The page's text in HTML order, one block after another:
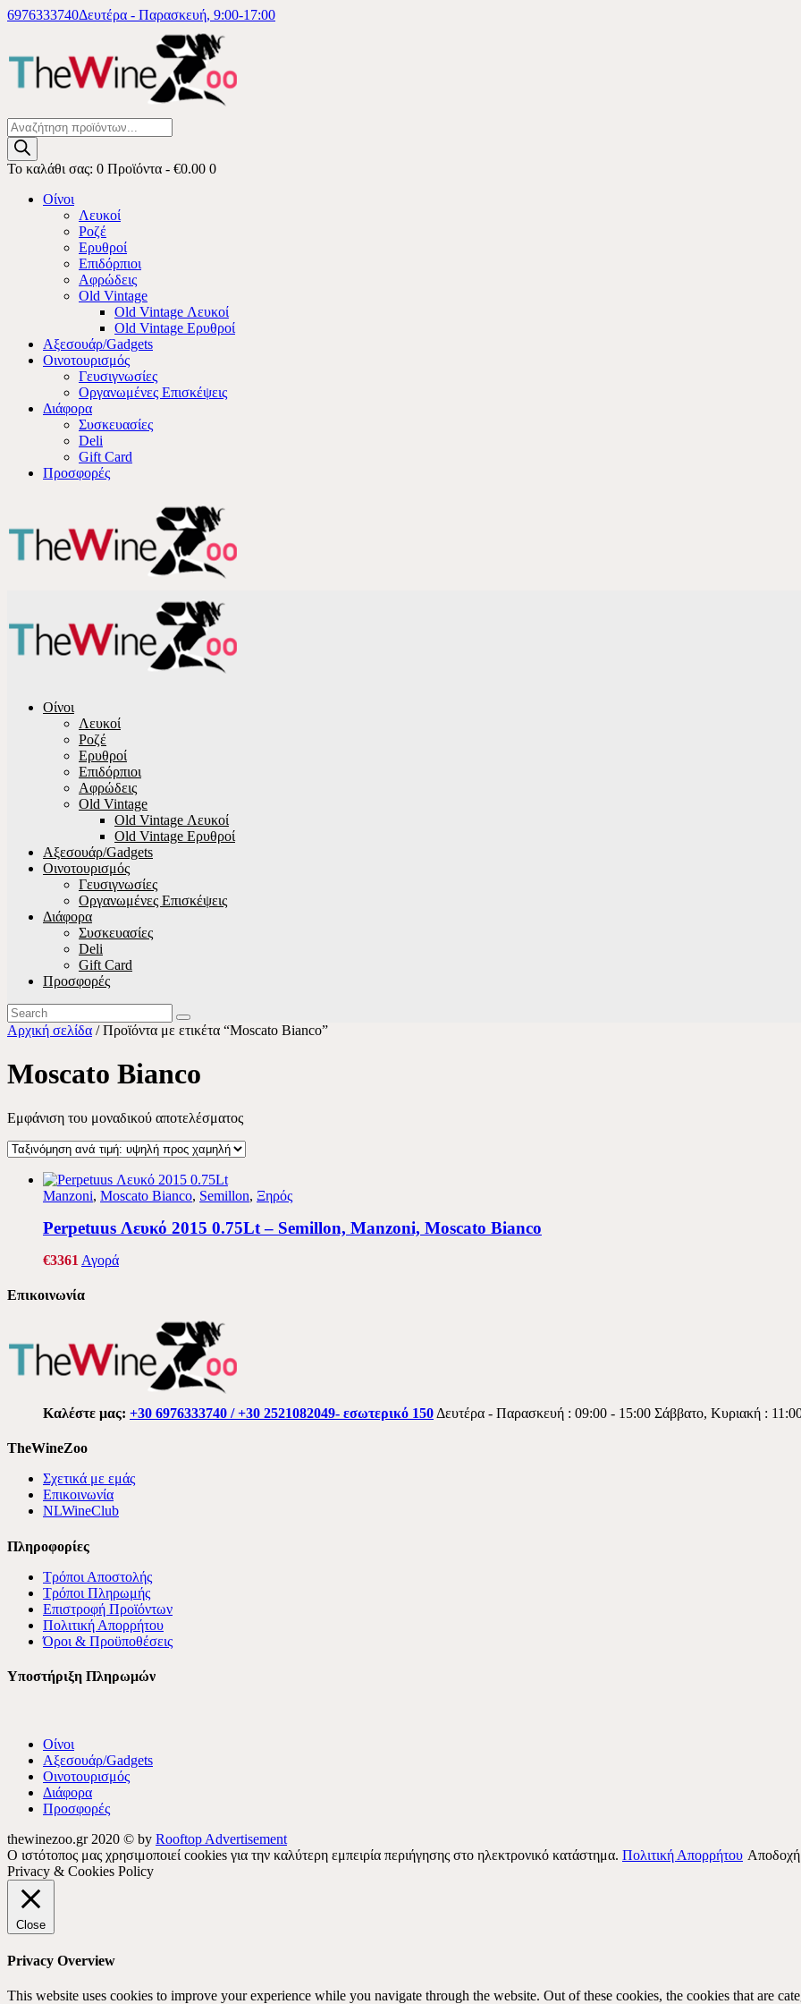
6976333740Δευτέρα - Παρασκευή, 9:00-17:00
Products
search
Το καλάθι σας: 0 Προϊόντα - €0.00 0
Οίνοι
Λευκοί
Ροζέ
Ερυθροί
Επιδόρπιοι
Αφρώδεις
Old Vintage
Old Vintage Λευκοί
Old Vintage Ερυθροί
Αξεσουάρ/Gadgets
Οινοτουρισμός
Γευσιγνωσίες
Οργανωμένες Επισκέψεις
Διάφορα
Συσκευασίες
Deli
Gift Card
Προσφορές
Οίνοι
Λευκοί
Ροζέ
Ερυθροί
Επιδόρπιοι
Αφρώδεις
Old Vintage
Old Vintage Λευκοί
Old Vintage Ερυθροί
Αξεσουάρ/Gadgets
Οινοτουρισμός
Γευσιγνωσίες
Οργανωμένες Επισκέψεις
Διάφορα
Συσκευασίες
Deli
Gift Card
Προσφορές
Αρχική σελίδα / Προϊόντα με ετικέτα “Moscato Bianco”
Moscato Bianco
Εμφάνιση του μοναδικού αποτελέσματος
Manzoni, Moscato Bianco, Semillon, Ξηρός
Perpetuus Λευκό 2015 0.75Lt – Semillon, Manzoni, Moscato Bianco
€3361 Αγορά
Επικοινωνία
Καλέστε μας: +30 6976333740 / +30 2521082049- εσωτερικό 150 Δευτέρα - Παρασκευή : 09:00 - 15:00 Σάββατο, Κυριακή :
TheWineZoo
Σχετικά με εμάς
Επικοινωνία
NLWineClub
Πληροφορίες
Τρόποι Αποστολής
Τρόποι Πληρωμής
Επιστροφή Προϊόντων
Πολιτική Απορρήτου
Όροι & Προϋποθέσεις
Υποστήριξη Πληρωμών
Οίνοι
Αξεσουάρ/Gadgets
Οινοτουρισμός
Διάφορα
Προσφορές
thewinezoo.gr 2020 © by Rooftop Advertisement
Ο ιστότοπος μας χρησιμοποιεί cookies για την καλύτερη εμπειρία περιήγησης στο ηλεκτρονικό κατάστημα. Πολιτική Απορρήτου Αποδοχή
Privacy & Cookies Policy
Close
Privacy Overview
This website uses cookies to improve your experience while you navigate through the website. Out of these cookies, the cookies that are